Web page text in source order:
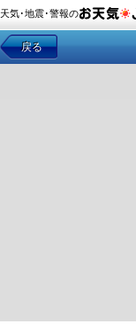
天気･地震･警報の
戻る